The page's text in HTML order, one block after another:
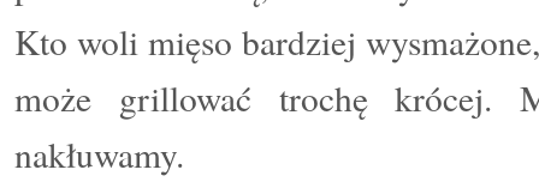
Kto woli mięso bardziej
może grillować trochę krócej.
nakłuwamy.